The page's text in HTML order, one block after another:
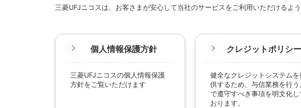
三菱UFJニコスは、お客さまが安心して当社のサービスをご利用いただけるよ
個人情報保護方針
三菱UFJニコスの個人情報保護
方針をご覧いただけます
クレジットポリシー
健全なクレジットシステムを
供するため、与信業務を行う
で遵守すべき事項を明文化し
おります。